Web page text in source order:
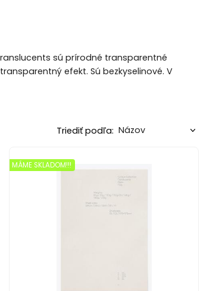
sú prírodné transparentné
efekt. Sú bezkyselinové. V
Triediť podľa:
MÁME SKLADOM!!!